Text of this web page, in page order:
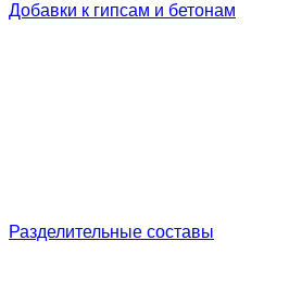
Добавки к гипсам и бетонам
Разделительные составы